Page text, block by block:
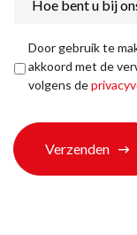
bent
ons
terechtgekomen?
Privacyverklaring *
Door gebruik te
akkoord met de
volgens de
Verzenden